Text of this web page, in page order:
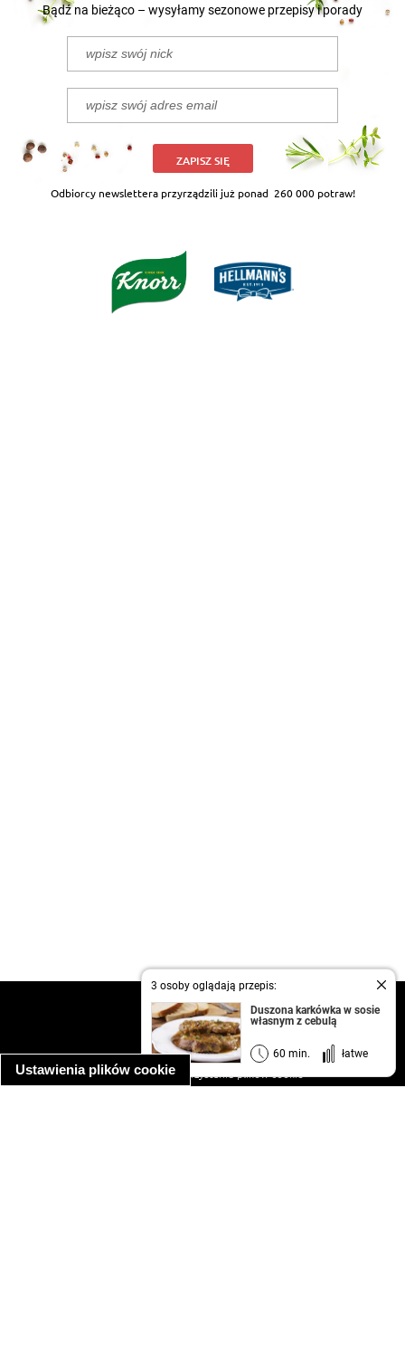
Ustawienia plików cookie
3 osoby oglądają przepis:
Duszona karkówka w sosie
własnym z cebulą
60 min. łatwe
Bądź na bieżąco – wysyłamy sezonowe przepisy i porady
ZAPISZ SIĘ
Odbiorcy newslettera przyrządzili już ponad 260 000 potraw!
kontakt
regulamin
informacja o prywatności
informacja o wykorzystaniu plików cookie